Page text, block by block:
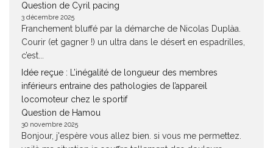
Question de Cyril pacing
3 décembre 2025
Franchement bluffé par la démarche de Nicolas Duplàa.
Courir (et gagner !) un ultra dans le désert en espadrilles,
c’est...
Idée reçue : L’inégalité de longueur des membres
inférieurs entraine des pathologies de l’appareil
locomoteur chez le sportif
Question de Hamou
30 novembre 2025
Bonjour, j'espère vous allez bien. si vous me permettez.